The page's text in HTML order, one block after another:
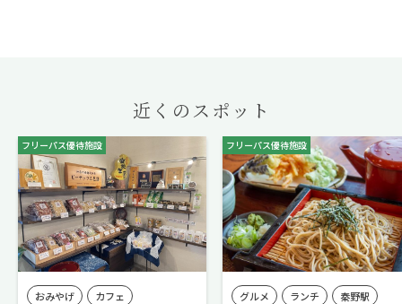
近くのスポット
フリーパス優待施設
おみやげ
カフェ
フリーパス優待施設
グルメ ランチ
秦野駅